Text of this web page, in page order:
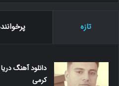
تازه
دانلود آهنگ
کرمی